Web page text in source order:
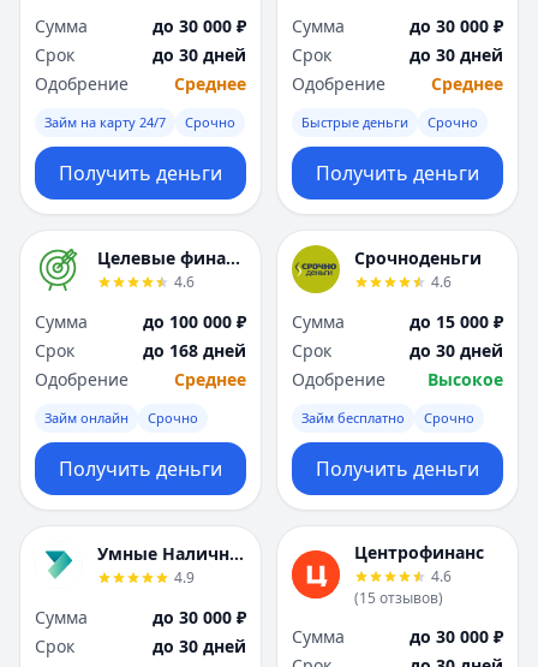
Севастополь
Т
Тольятти
Томск
Тюмень
Ульяновск
Х
Хабаровск
Ч
Чебоксары
Челябинск
Чита
Я
Ярославль
Севастополь
Т
Тольятти
Томск
Тюмень
Ульяновск
Х
Хабаровск
Ч
Чебоксары
Челябинск
Чита
Я
Ярославль
Сумма
до 30 000 ₽
Срок
до 30 дней
Одобрение
Среднее
Займ на карту 24/7 Срочно
Получить деньги
Сумма
до 30 000 ₽
Срок
до 30 дней
Одобрение
Среднее
Быстрые деньги Срочно
Получить деньги
Целевые финансы
4.6
Сумма
до 100 000 ₽
Срок
до 168 дней
Одобрение
Среднее
Займ онлайн Срочно
Получить деньги
Срочноденьги
4.6
Сумма
до 15 000 ₽
Срок
до 30 дней
Одобрение
Высокое
Займ бесплатно Срочно
Получить деньги
Умные Наличные
4.9
Сумма
до 30 000 ₽
Срок
до 30 дней
Центрофинанс
4.6
(15 отзывов)
Сумма
до 30 000 ₽